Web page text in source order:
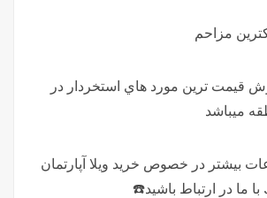
مزاحم
قيمت ترين مورد هاي استخردار در
ميباشد
بيشتر در خصوص خريد ويلا آپارتمان
ما در ارتباط باشيد☎️